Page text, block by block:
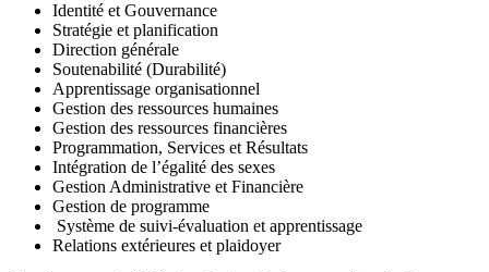
Identité et Gouvernance
Stratégie et planification
Direction générale
Soutenabilité (Durabilité)
Apprentissage organisationnel
Gestion des ressources humaines
Gestion des ressources financières
Programmation, Services et Résultats
Intégration de l’égalité des sexes
Gestion Administrative et Financière
Gestion de programme
Système de suivi-évaluation et apprentissage
Relations extérieures et plaidoyer